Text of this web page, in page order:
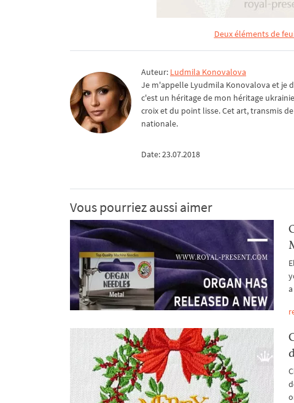
Deux éléments de
Auteur: Ludmila Konovalova
Je m'appelle Lyudmila Konovalova et je
c'est un héritage de mon héritage
croix et du point lisse. Cet art, transmis
nationale.
Date: 23.07.2018
Vous pourriez aussi aimer